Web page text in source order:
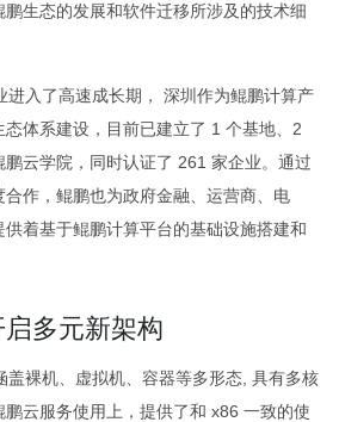
生态的发展和软件迁移所涉及的技术细
进入了高速成长期， 深圳作为鲲鹏计算产
体系建设，目前已建立了 1 个基地、2
云学院，同时认证了 261 家企业。通过
作，鲲鹏也为政府金融、运营商、电
着基于鲲鹏计算平台的基础设施搭建和
多元新架构
盖裸机、虚拟机、容器等多形态, 具有多核
云服务使用上，提供了和 x86 一致的使